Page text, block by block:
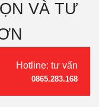
VÀ TƯ
Hotline: tư vấn
0865.283.168